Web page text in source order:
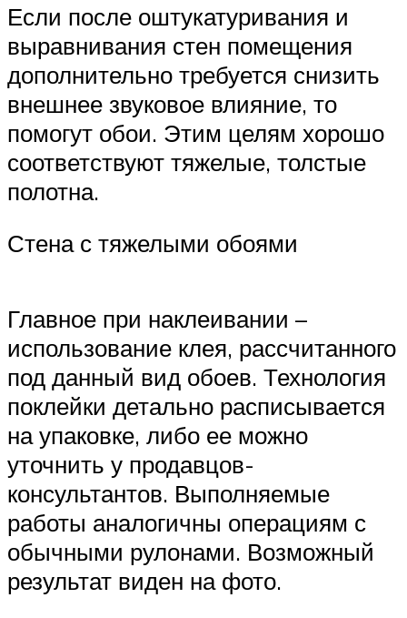
Если после оштукатуривания и
выравнивания стен помещения
дополнительно требуется снизить
внешнее звуковое влияние, то
помогут обои. Этим целям хорошо
соответствуют тяжелые, толстые
полотна.
Стена с тяжелыми обоями
Главное при наклеивании –
использование клея, рассчитанного
под данный вид обоев. Технология
поклейки детально расписывается
на упаковке, либо ее можно
уточнить у продавцов-
консультантов. Выполняемые
работы аналогичны операциям с
обычными рулонами. Возможный
результат виден на фото.